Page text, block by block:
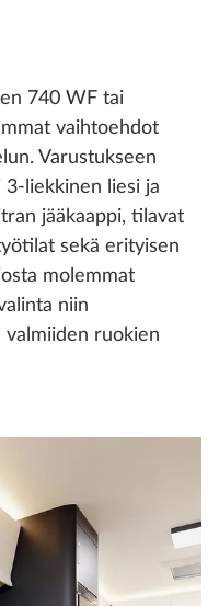
740 WF tai
vaihtoehdot
Varustukseen
liekkinen liesi ja
jääkaappi, tilavat
sekä erityisen
molemmat
niin
valmiiden ruokien